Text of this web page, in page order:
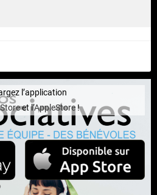
l’application
et l’AppleStore !